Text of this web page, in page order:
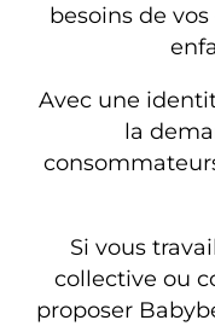
besoins de
Avec une
la
Si vous
collective ou
proposer